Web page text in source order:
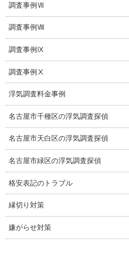
子供のいじめ問題・いじめ相談
日本版DBS
お問い合わせ
愛知県内出張面談実施中
浮気調査専門
結婚前の行動調査
結婚調査
社員の行動調査
行動調査
法人調査
企業調査
調査事例Ⅶ
調査事例Ⅷ
調査事例Ⅸ
調査事例Ⅹ
浮気調査料金事例
名古屋市千種区の浮気調査探偵
名古屋市天白区の浮気調査探偵
名古屋市緑区の浮気調査探偵
格安表記のトラブル
縁切り対策
嫌がらせ対策